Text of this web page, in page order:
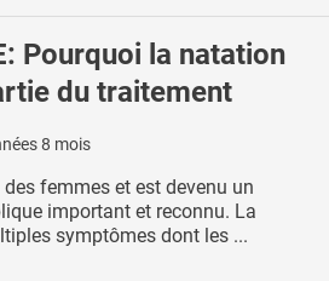
Pourquoi la natation
du traitement
8 mois
femmes et est devenu un
important et reconnu. La
symptômes dont les ...